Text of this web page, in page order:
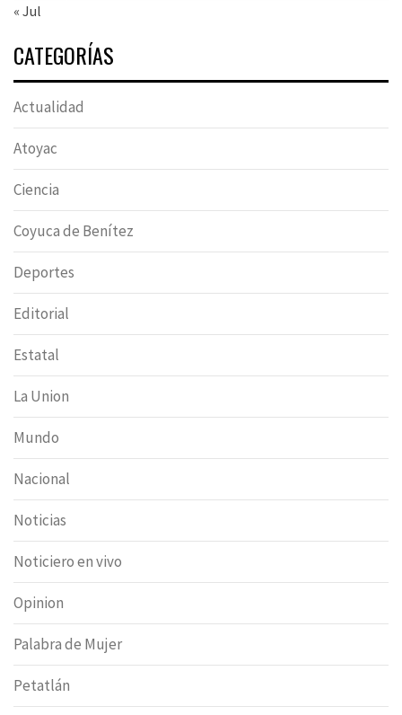
« Jul
CATEGORÍAS
Actualidad
Atoyac
Ciencia
Coyuca de Benítez
Deportes
Editorial
Estatal
La Union
Mundo
Nacional
Noticias
Noticiero en vivo
Opinion
Palabra de Mujer
Petatlán